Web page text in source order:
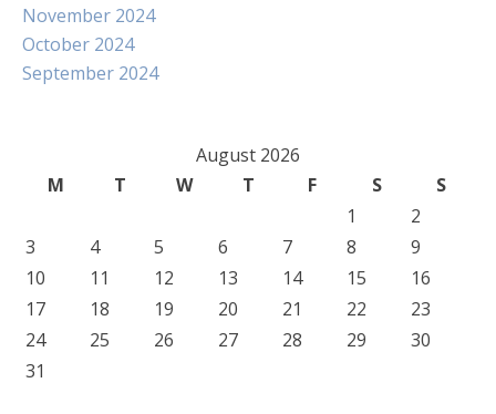
November 2024
October 2024
September 2024
August 2026
M
T W T F S
S
1
2
3
4 5 6 7 8
9
10
11 12 13 14 15
16
17
18 19 20 21 22
23
24
25 26 27 28 29
30
31